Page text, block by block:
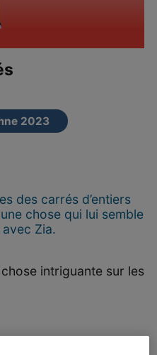
2023
des carrés d’entiers
chose qui lui semble
Zia.
intriguante sur les